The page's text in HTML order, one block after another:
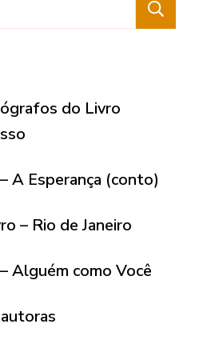
do Livro
A Esperança (conto)
– Rio de Janeiro
Alguém como Você